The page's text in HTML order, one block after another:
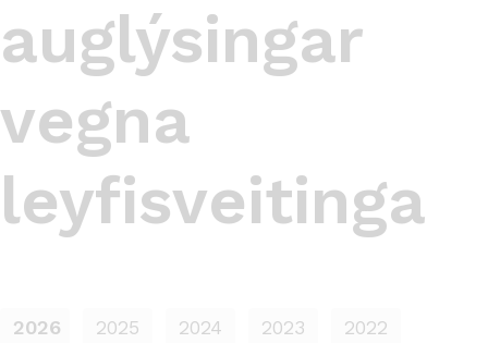
auglýsingar
vegna
leyfisveitinga
2026 2025 2024 2023
2022